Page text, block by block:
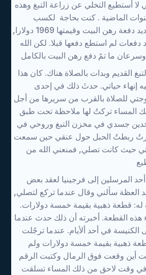
لا أستطيع التخلي عن زراعة التبغ وهذه
الماضية . كنت بحاجة لكسب
العيش. وكان علي تسديد دفعة رهن البيت وقيمتها 1969 دولارا,
لم استطع دفعها قبلا. لكن الله
القديم وبدات بالصلاة هناك. كان هذا
إنهاء حياتي. حدثَ ذلك في إحدى
للصلاة بالقرب من سريرها من أجل
المساء تركتُ لها ملاحظة تحت طبق
جسدي في مخزن التبغ وروحي في
ربطتُ الحبل حول عنقي حين سمعت
حيث كانت تصلي, فمنعني الله من
المرسلين إلى فرجينيا لعقد بعض
العظة سألني وقال عندما تركع لتصلي,
قطعة ذهبية بقيمة خمسة دولارات.
القطعة. أخبرته أن ذلك حدث عندما
الكنيسة في أحد ألأيام. عندما ترجًلت
ذهبية بقيمة خمسة دولارات ولم
أين وقعت فوق الرمال وكتبت الرقم
في وقت لاحق من ذلك المساء تسلقت